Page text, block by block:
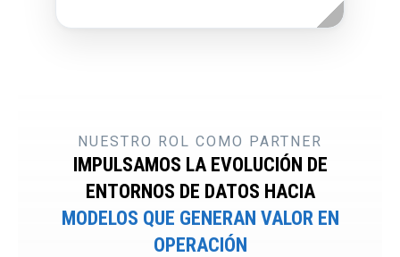
NUESTRO ROL COMO PARTNER
IMPULSAMOS LA EVOLUCIÓN DE
ENTORNOS DE DATOS HACIA
MODELOS QUE GENERAN VALOR EN
OPERACIÓN